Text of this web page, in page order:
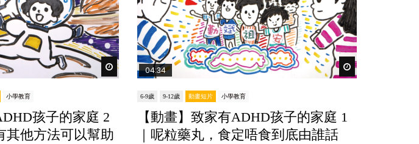
Watch Later
小學教育
孩子的家庭 2
其他方法可以幫助
Watch Later
04:34
6-9歲 9-12歲 動畫短片 小學教育
【動畫】致家有ADHD孩子的家庭 1
｜呢粒藥丸，食定唔食到底由誰話